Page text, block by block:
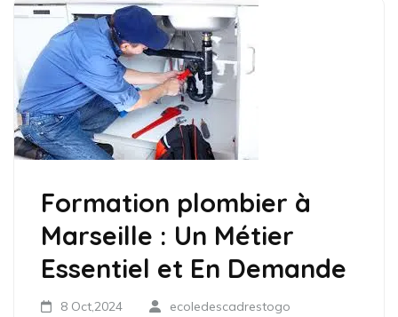
Formation plombier à
Marseille : Un Métier
Essentiel et En Demande
8 Oct,2024
ecoledescadrestogo